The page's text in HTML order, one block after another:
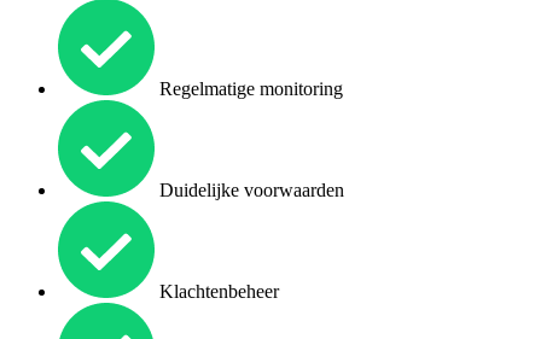
Regelmatige monitoring
Duidelijke voorwaarden
Klachtenbeheer